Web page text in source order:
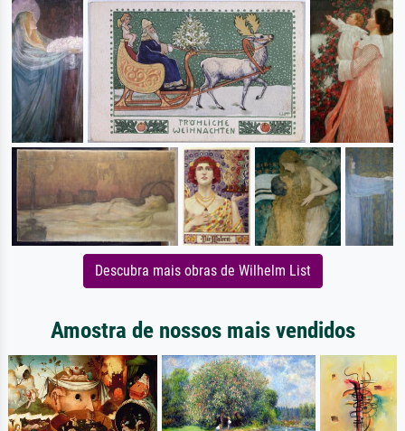
Descubra mais obras de Wilhelm List
Amostra de nossos mais vendidos